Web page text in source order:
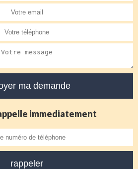
immediatement